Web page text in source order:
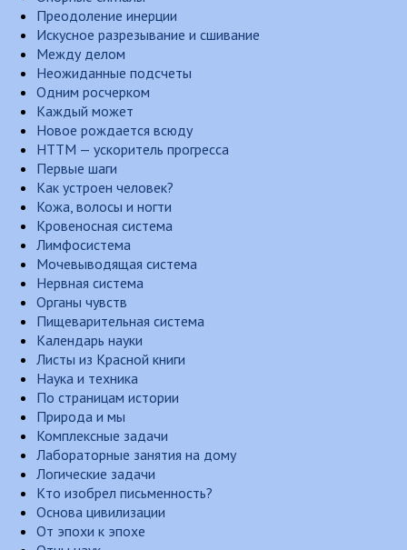
Преодоление инерции
Искусное разрезывание и сшивание
Между делом
Неожиданные подсчеты
Одним росчерком
Каждый может
Новое рождается всюду
НТТМ — ускоритель прогресса
Первые шаги
Как устроен человек?
Кожа, волосы и ногти
Кровеносная система
Лимфосистема
Мочевыводящая система
Нервная система
Органы чувств
Пищеварительная система
Календарь науки
Листы из Красной книги
Наука и техника
По страницам истории
Природа и мы
Комплексные задачи
Лабораторные занятия на дому
Логические задачи
Кто изобрел письменность?
Основа цивилизации
От эпохи к эпохе